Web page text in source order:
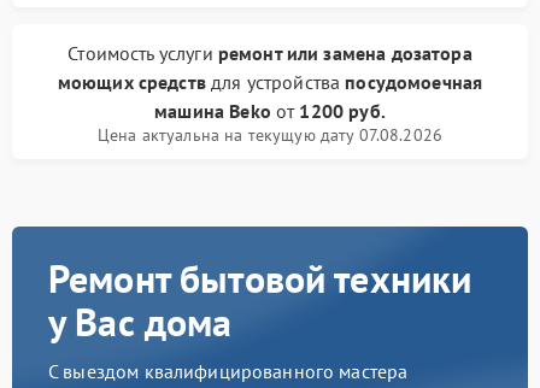
Стоимость услуги ремонт или замена дозатора
моющих средствдля устройства посудомоечная
машина Beko от 1200 руб.
Цена актуальна на текущую дату 07.08.2026
Ремонт бытовой техники
у Вас дома
С выездом квалифицированного мастера